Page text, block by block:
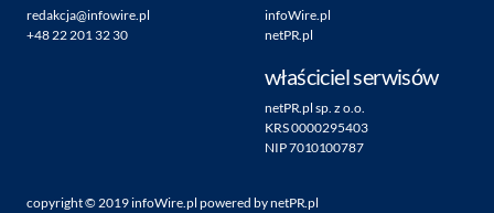
redakcja@infowire.pl
+48 22 201 32 30
infoWire.pl
netPR.pl
właściciel serwisów
netPR.pl sp. z o.o.
KRS 0000295403
NIP 7010100787
copyright ©2019infoWire.pl powered bynetPR.pl